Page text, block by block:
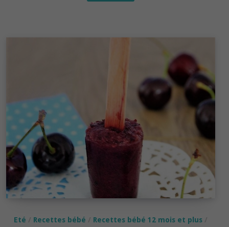
dès
persane
Eté Recettes bébé Recettes bébé 12 mois et plus